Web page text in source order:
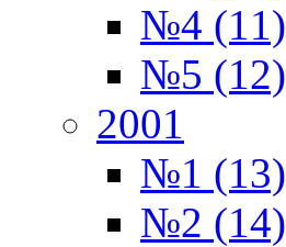
№4 (11)
№5 (12)
2001
№1 (13)
№2 (14)